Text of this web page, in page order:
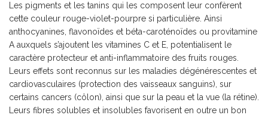
Les pigments et les tanins qui les composent leur confèrent
cette couleur rouge-violet-pourpre si particulière. Ainsi
anthocyanines, flavonoïdes et béta-caroténoïdes ou provitamine
A auxquels s’ajoutent les vitamines C et E, potentialisent le
caractère protecteur et anti-inflammatoire des fruits rouges.
Leurs effets sont reconnus sur les maladies dégénérescentes et
cardiovasculaires (protection des vaisseaux sanguins), sur
certains cancers (côlon), ainsi que sur la peau et la vue (la rétine).
Leurs fibres solubles et insolubles favorisent en outre un bon